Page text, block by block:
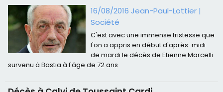
16/08/2016 Jean-Paul-Lottier |
Société
C'est avec une immense tristesse que
l'on a appris en début d'après-midi
de mardi le décès de Etienne Marcelli
survenu à Bastia à l'âge de 72 ans